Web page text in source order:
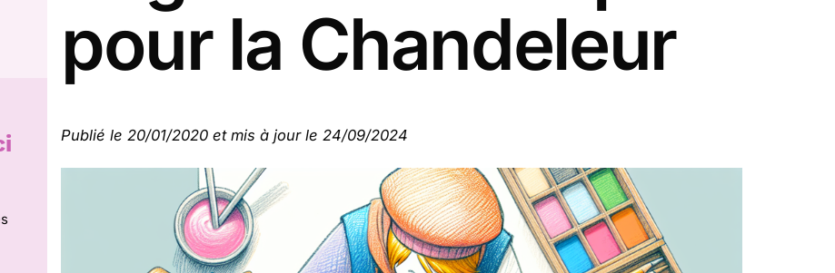
pour la Chandeleur
Publié le 20/01/2020 et mis à jour le 24/09/2024